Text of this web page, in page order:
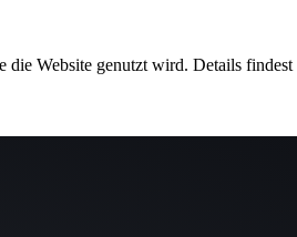
die Website genutzt wird. Details findest